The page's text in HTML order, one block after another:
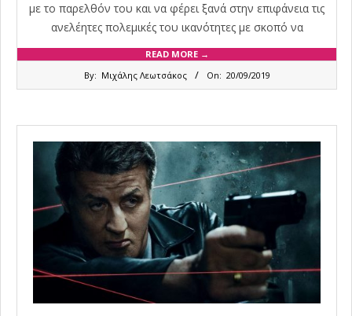
με το παρελθόν του και να φέρει ξανά στην επιφάνεια τις
ανελέητες πολεμικές του ικανότητες με σκοπό να
READ MORE →
By: Μιχάλης Λεωτσάκος On: 20/09/2019